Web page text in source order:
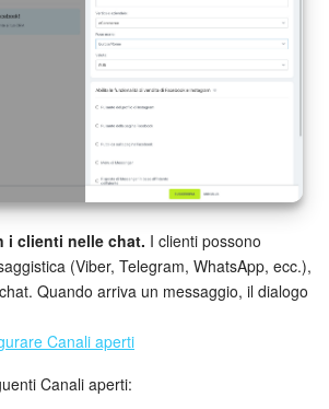
i clienti nelle chat. I clienti possono
(Viber, Telegram, WhatsApp, ecc.),
Quando arriva un messaggio, il dialogo
Canali aperti
Canali aperti: